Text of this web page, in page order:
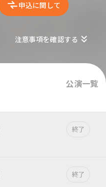
申込に関して
注意事項を確認する
公演一覧
終了
終了